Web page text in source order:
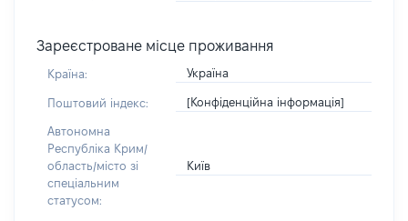
Зареєстроване місце проживання
Країна: Україна
Поштовий індекс: [Конфіденційна інформація]
Автономна
Республіка Крим/
область/місто зі
спеціальним
статусом:
Київ